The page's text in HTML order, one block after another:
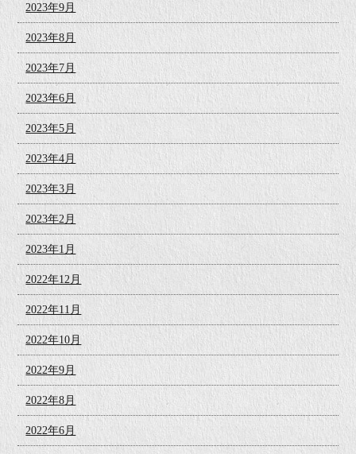
2023年9月
2023年8月
2023年7月
2023年6月
2023年5月
2023年4月
2023年3月
2023年2月
2023年1月
2022年12月
2022年11月
2022年10月
2022年9月
2022年8月
2022年6月